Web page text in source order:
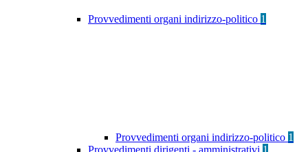
Provvedimenti organi indirizzo-politico 1
Provvedimenti organi indirizzo-politico 1